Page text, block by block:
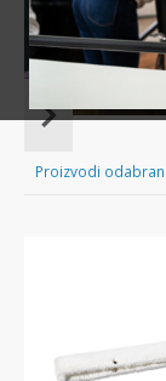
Sve za
Item
ofProizvodi